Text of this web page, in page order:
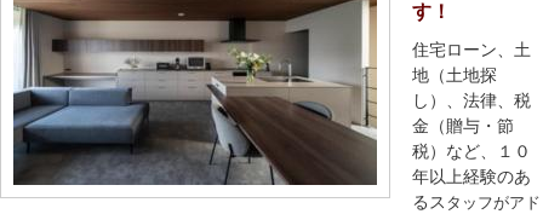
す！
住宅ローン、土
地（土地探
し）、法律、税
金（贈与・節
税）など、１０
年以上経験のあ
るス タッフがアド